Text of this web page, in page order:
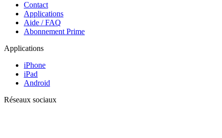
Contact
Applications
Aide / FAQ
Abonnement Prime
Applications
iPhone
iPad
Android
Réseaux sociaux